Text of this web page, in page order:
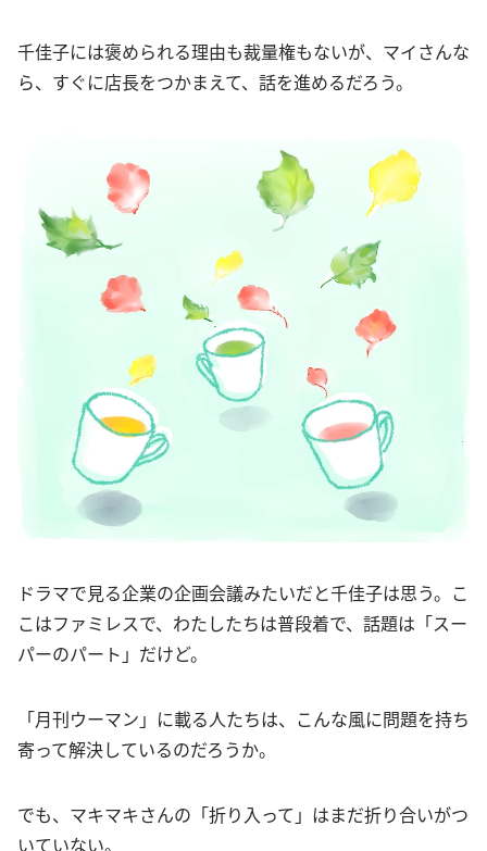
千佳子には褒められる理由も裁量権もないが、マイさんな
ら、すぐに店長をつかまえて、話を進めるだろう。
ドラマで見る企業の企画会議みたいだと千佳子は思う。こ
こはファミレスで、わたしたちは普段着で、話題は「スー
パーのパート」だけど。
「月刊ウーマン」に載る人たちは、こんな風に問題を持ち
寄って解決しているのだろうか。
でも、マキマキさんの「折り入って」はまだ折り合いがつ
いていない。